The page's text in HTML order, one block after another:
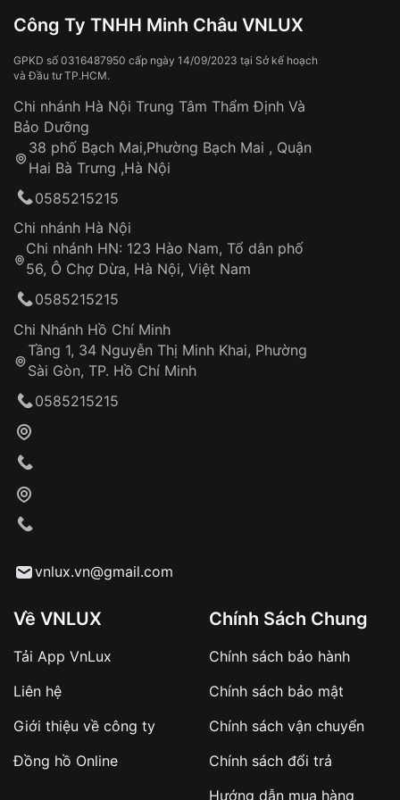
Thời gian vận chuyển trung bình: 3 – 5 ngày
làm việc
Áp dụng cho tất cả tỉnh thành trên toàn quốc
Thời gian tính từ khi xác nhận đơn hàng thành
công
Hotline: 0585 215 215
Từ khóa SEO:
Khách hàng kiểm tra và thanh toán trực tiếp
Từ khóa SEO:
sản phẩm đặc biệt
hàng
Số tiền còn lại thanh toán khi nhận hàng hoặc
Đồng hồ bị hư hỏng do:
Tai nạn hoặc tác động từ bên ngoài
Hao mòn tự nhiên theo thời gian:
Dây đeo
Sản phẩm đã bị:
Tự ý sửa chữa
thống VNLUX
Đảm bảo quyền lợi khách hàng
Đồng hành cùng khách hàng trong suốt quá
trình sử dụng
Công Ty TNHH Minh Châu VNLUX
GPKD số 0316487950 cấp ngày 14/09/2023 tại Sở kế hoạch
và Đầu tư TP.HCM.
Chi nhánh Hà Nội Trung Tâm Thẩm Định Và
Bảo Dưỡng
38 phố Bạch Mai,Phường Bạch Mai , Quận
Hai Bà Trưng ,Hà Nội
0585215215
Chi nhánh Hà Nội
Chi nhánh HN: 123 Hào Nam, Tổ dân phố
56, Ô Chợ Dừa, Hà Nội, Việt Nam
0585215215
Chi Nhánh Hồ Chí Minh
Tầng 1, 34 Nguyễn Thị Minh Khai, Phường
Sài Gòn, TP. Hồ Chí Minh
0585215215
vnlux.vn@gmail.com
Về VNLUX
Tải App VnLux
Liên hệ
Giới thiệu về công ty
Đồng hồ Online
Chính Sách Chung
Chính sách bảo hành
Chính sách bảo mật
Chính sách vận chuyển
Chính sách đổi trả
Hướng dẫn mua hàng